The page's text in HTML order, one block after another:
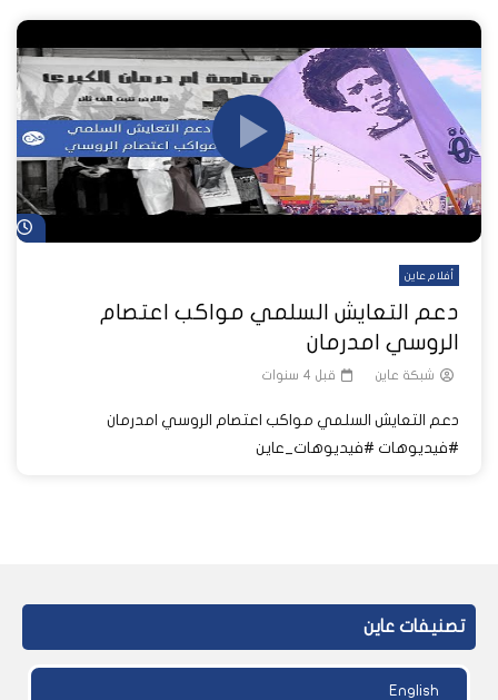
أفلام عاين
دعم التعايش السلمي مواكب اعتصام
الروسي امدرمان
شبكة عاين قبل 4 سنوات
دعم التعايش السلمي مواكب اعتصام الروسي امدرمان
#فيديوهات #فيديوهات_عاين
تصنيفات عاين
English